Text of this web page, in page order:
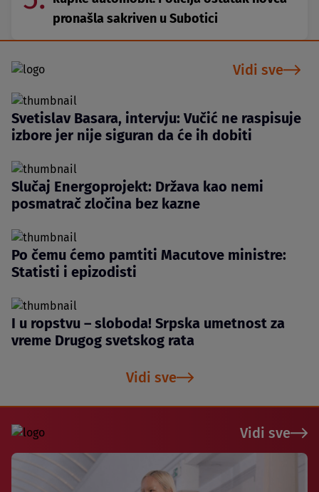
pronašla sakriven u Subotici
Vidi sve
Svetislav Basara, intervju: Vučić ne raspisuje
izbore jer nije siguran da će ih dobiti
Slučaj Energoprojekt: Država kao nemi
posmatrač zločina bez kazne
Po čemu ćemo pamtiti Macutove ministre:
Statisti i epizodisti
I u ropstvu – sloboda! Srpska umetnost za
vreme Drugog svetskog rata
Vidi sve
Vidi sve